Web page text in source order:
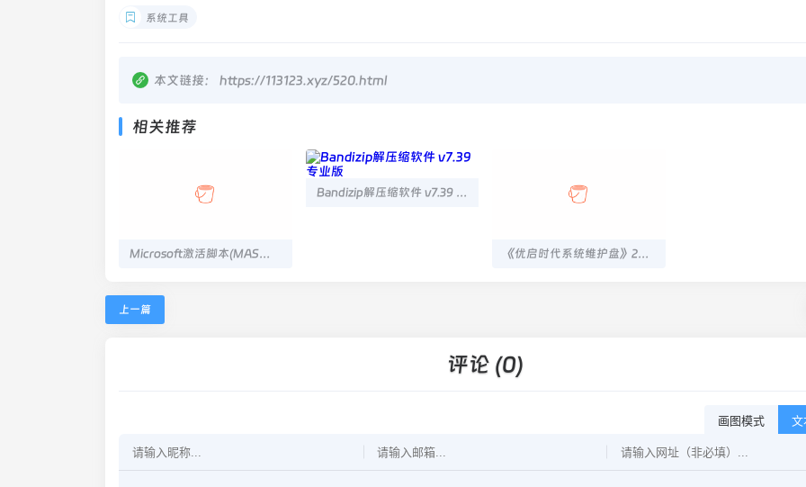
系统工具
本文链接： https://113123.xyz/520.html
相关推荐
Microsoft激活脚本(MAS中文版) v3.7 汉化版
Bandizip解压缩软件 v7.39 专业版
上一篇
评论 (0)
画图模式 文